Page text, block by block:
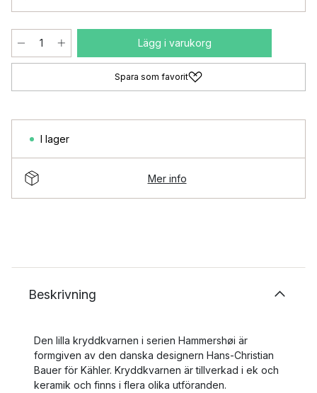
Lägg i varukorg
Spara som favorit
I lager
Mer info
Beskrivning
Den lilla kryddkvarnen i serien Hammershøi är
formgiven av den danska designern Hans-Christian
Bauer för Kähler. Kryddkvarnen är tillverkad i ek och
keramik och finns i flera olika utföranden.